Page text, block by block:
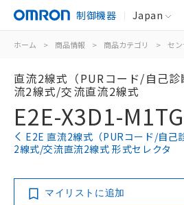
制御機器 Japan
ホーム > 商品情報 > 商品カテゴリ > セン
直流2線式（PURコード/自己
流2線式/交流直流2線式
E2E-X3D1-
E2E 直流2線式（PURコード/自己
2線式/交流直流2線式 形式セレクタ
マイリストに追加